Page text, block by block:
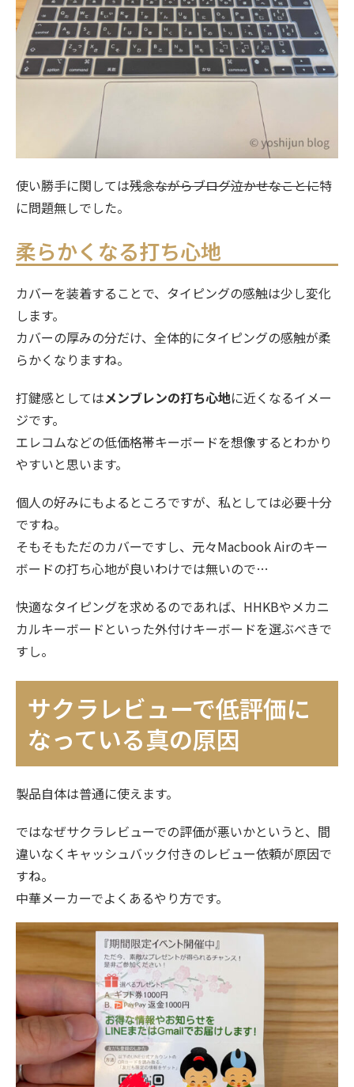
使い勝手に関しては残念ながらブログ泣かせなことに特
に問題無しでした。
柔らかくなる打ち心地
カバーを装着することで、タイピングの感触は少し変化
します。
カバーの厚みの分だけ、全体的にタイピングの感触が柔
らかくなりますね。
打鍵感としてはメンブレンの打ち心地に近くなるイメー
ジです。
エレコムなどの低価格帯キーボードを想像するとわかり
やすいと思います。
個人の好みにもよるところですが、私としては必要十分
ですね。
そもそもただのカバーですし、元々Macbook Airのキー
ボードの打ち心地が良いわけでは無いので…
快適なタイピングを求めるのであれば、HHKBやメカニ
カルキーボードといった外付けキーボードを選ぶべきで
すし。
サクラレビューで低評価に
なっている真の原因
製品自体は普通に使えます。
ではなぜサクラレビューでの評価が悪いかというと、間
違いなくキャッシュバック付きのレビュー依頼が原因で
すね。
中華メーカーでよくあるやり方です。